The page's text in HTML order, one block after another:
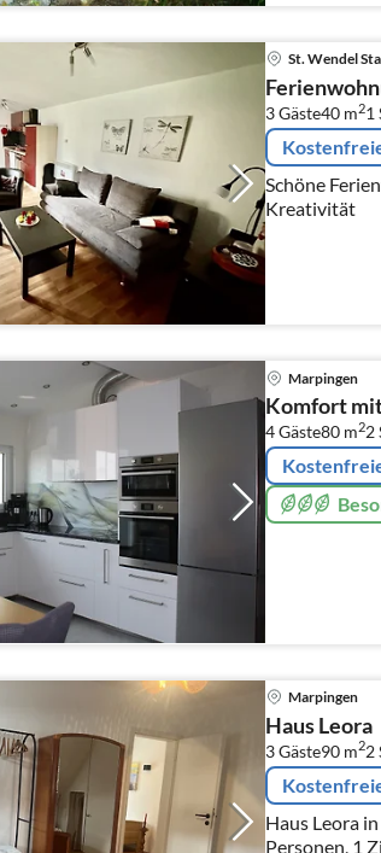
St. Wendel
3 Gäste40 m21
Schöne
Kreativität
Marpingen
Komfort
4 Gäste80 m22
Marpingen
Haus Leora
3 Gäste90 m22
Haus Leora
Personen, 1